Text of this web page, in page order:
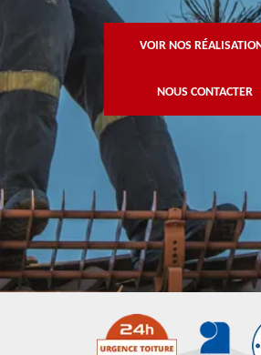
VOIR NOS
NOUS CONTACTER